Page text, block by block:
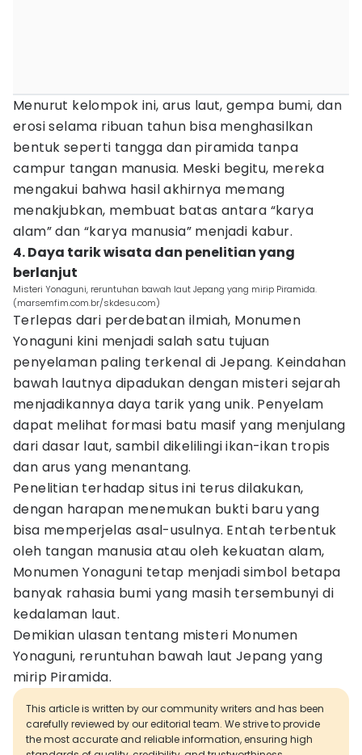
Menurut kelompok ini, arus laut, gempa bumi, dan
erosi selama ribuan tahun bisa menghasilkan
bentuk seperti tangga dan piramida tanpa
campur tangan manusia. Meski begitu, mereka
mengakui bahwa hasil akhirnya memang
menakjubkan, membuat batas antara “karya
alam” dan “karya manusia” menjadi kabur.
4. Daya tarik wisata dan penelitian yang
berlanjut
Misteri Yonaguni, reruntuhan bawah laut Jepang yang mirip Piramida.
(marsemfim.com.br/skdesu.com)
Terlepas dari perdebatan ilmiah, Monumen
Yonaguni kini menjadi salah satu tujuan
penyelaman paling terkenal di Jepang. Keindahan
bawah lautnya dipadukan dengan misteri sejarah
menjadikannya daya tarik yang unik. Penyelam
dapat melihat formasi batu masif yang menjulang
dari dasar laut, sambil dikelilingi ikan-ikan tropis
dan arus yang menantang.
Penelitian terhadap situs ini terus dilakukan,
dengan harapan menemukan bukti baru yang
bisa memperjelas asal-usulnya. Entah terbentuk
oleh tangan manusia atau oleh kekuatan alam,
Monumen Yonaguni tetap menjadi simbol betapa
banyak rahasia bumi yang masih tersembunyi di
kedalaman laut.
Demikian ulasan tentang misteri Monumen
Yonaguni, reruntuhan bawah laut Jepang yang
mirip Piramida.
This article is written by our community writers and has been
carefully reviewed by our editorial team. We strive to provide
the most accurate and reliable information, ensuring high